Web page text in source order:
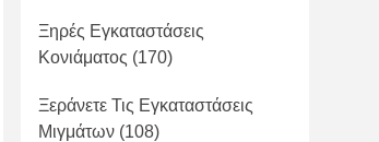
Ξηρές Εγκαταστάσεις
Κονιάματος (170)
Ξεράνετε Τις Εγκαταστάσεις
Μιγμάτων (108)